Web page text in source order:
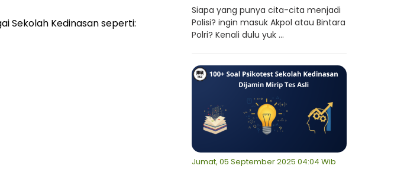
Sekolah Kedinasan seperti:
Siapa yang punya cita-cita menjadi
Polisi? ingin masuk Akpol atau Bintara
Polri? Kenali dulu yuk ...
Jumat, 05 September 2025 04:04 Wib